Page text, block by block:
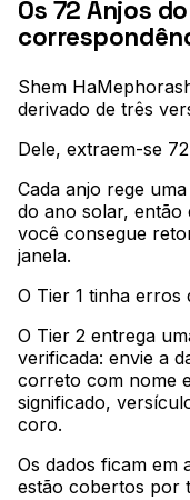
Os 72 Anjos
Shem
derivado de três
Dele, extraem-se
Cada anjo rege
do ano solar, então
você consegue
janela.
O Tier 1 tinha erros
O Tier 2 entrega
verificada: envie a
correto com nome
significado,
coro.
Os dados ficam em
estão cobertos por